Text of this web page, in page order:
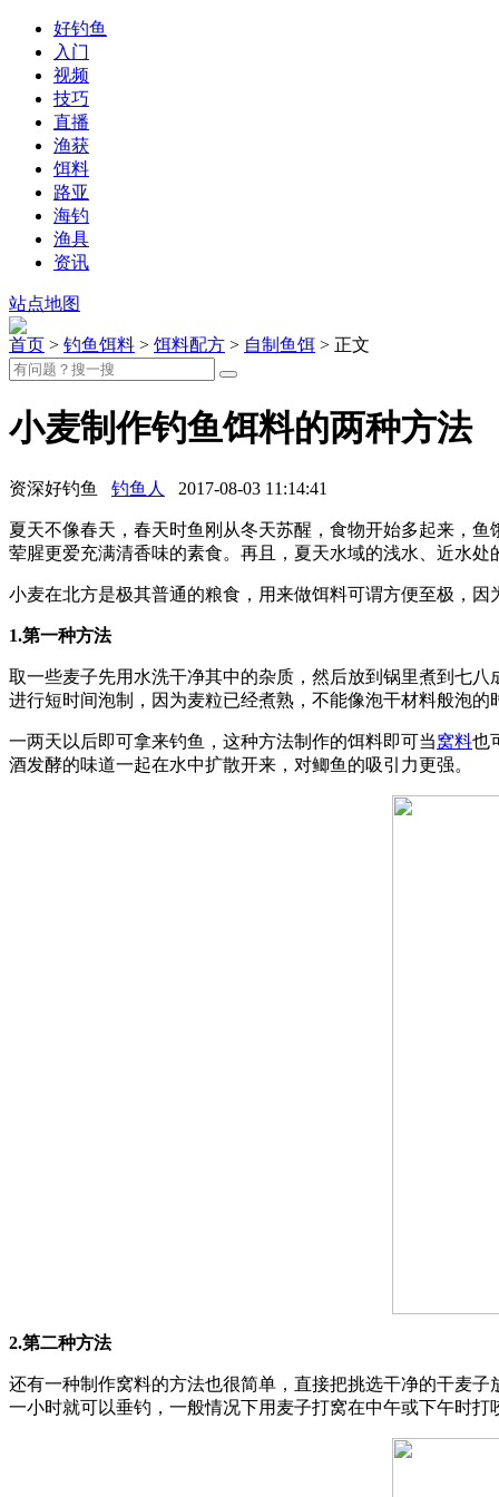
好钓鱼
入门
视频
技巧
直播
渔获
饵料
路亚
海钓
渔具
资讯
站点地图
首页 > 钓鱼饵料 > 饵料配方 > 自制鱼饵 > 正文
小麦制作钓鱼饵料的两种方法
资深好钓鱼 钓鱼人 2017-08-03 11:14:41
夏天不像春天，春天时鱼刚从冬天苏醒，食物开始多起来，
荤腥更爱充满清香味的素食。再且，夏天水域的浅水、近水
小麦在北方是极其普通的粮食，用来做饵料可谓方便至极，因
1.第一种方法
取一些麦子先用水洗干净其中的杂质，然后放到锅里煮到七
进行短时间泡制，因为麦粒已经煮熟，不能像泡干材料般泡的
一两天以后即可拿来钓鱼，这种方法制作的饵料即可当窝料也
酒发酵的味道一起在水中扩散开来，对鲫鱼的吸引力更强。
2.第二种方法
还有一种制作窝料的方法也很简单，直接把挑选干净的干麦
一小时就可以垂钓，一般情况下用麦子打窝在中午或下午时打